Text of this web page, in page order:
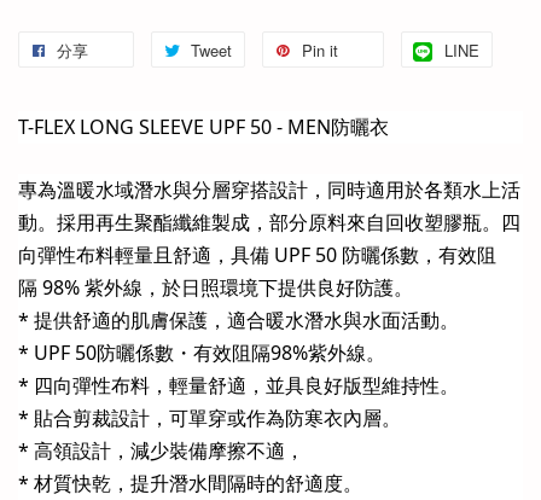
分享 Tweet Pin it LINE
T-FLEX LONG SLEEVE UPF 50 - MEN防曬衣
專為溫暖水域潛水與分層穿搭設計，同時適用於各類水上活
動。採用再生聚酯纖維製成，部分原料來自回收塑膠瓶。四
向彈性布料輕量且舒適，具備 UPF 50 防曬係數，有效阻
隔 98% 紫外線，於日照環境下提供良好防護。
* 提供舒適的肌膚保護，適合暖水潛水與水面活動。
* UPF 50防曬係數・有效阻隔98%紫外線。
* 四向彈性布料，輕量舒適，並具良好版型維持性。
* 貼合剪裁設計，可單穿或作為防寒衣內層。
* 高領設計，減少裝備摩擦不適，
* 材質快乾，提升潛水間隔時的舒適度。